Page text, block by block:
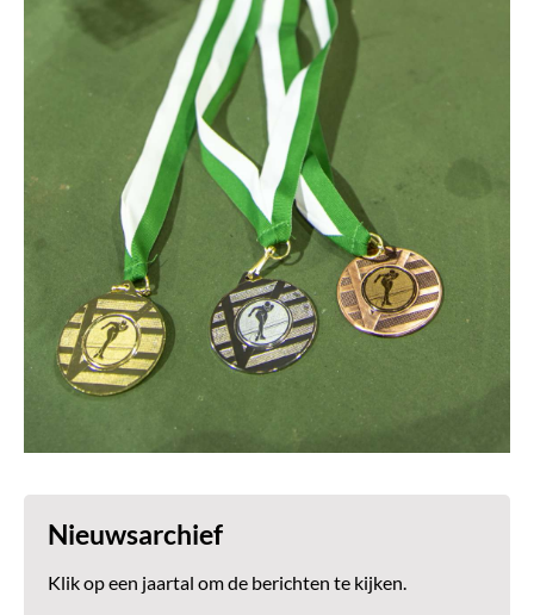
Nieuwsarchief
Klik op een jaartal om de berichten te kijken.